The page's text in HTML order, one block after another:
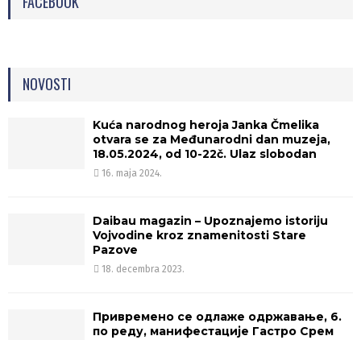
NOVOSTI
Kuća narodnog heroja Janka Čmelika
otvara se za Međunarodni dan muzeja,
18.05.2024, od 10-22č. Ulaz slobodan
16. maja 2024.
Daibau magazin – Upoznajemo istoriju
Vojvodine kroz znamenitosti Stare
Pazove
18. decembra 2023.
Привремено се одлаже одржавање, 6.
по реду, манифестације Гастро Срем